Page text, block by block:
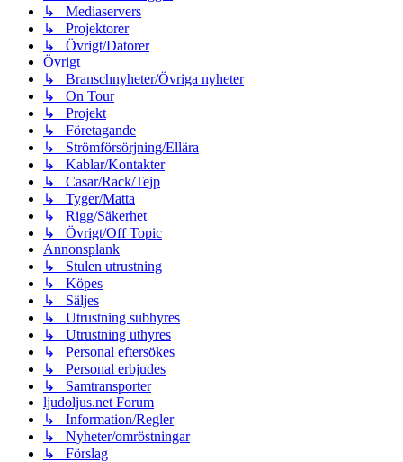
↳ Mediaservers
↳ Projektorer
↳ Övrigt/Datorer
Övrigt
↳ Branschnyheter/Övriga nyheter
↳ On Tour
↳ Projekt
↳ Företagande
↳ Strömförsörjning/Ellära
↳ Kablar/Kontakter
↳ Casar/Rack/Tejp
↳ Tyger/Matta
↳ Rigg/Säkerhet
↳ Övrigt/Off Topic
Annonsplank
↳ Stulen utrustning
↳ Köpes
↳ Säljes
↳ Utrustning subhyres
↳ Utrustning uthyres
↳ Personal eftersökes
↳ Personal erbjudes
↳ Samtransporter
ljudoljus.net Forum
↳ Information/Regler
↳ Nyheter/omröstningar
↳ Förslag